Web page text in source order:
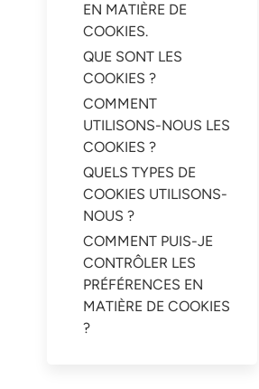
EN MATIÈRE DE
COOKIES.
QUE SONT LES
COOKIES ?
COMMENT
UTILISONS-NOUS LES
COOKIES ?
QUELS TYPES DE
COOKIES UTILISONS-
NOUS ?
COMMENT PUIS-JE
CONTRÔLER LES
PRÉFÉRENCES EN
MATIÈRE DE COOKIES
?